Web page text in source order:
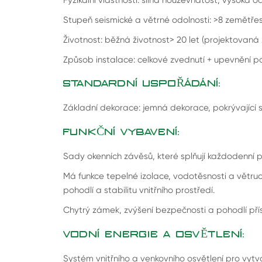
Stupeň seismické a větrné odolnosti: >8
Životnost: běžná životnost> 20 let (projektovaná
Způsob instalace: celkové zvednutí + upevnění
STANDARDNÍ USPOŘÁDÁNÍ:
Základní dekorace: jemná dekorace, pokrývající
FUNKČNÍ VYBAVENÍ:
Sady okenních závěsů, které splňují každodenní
Má funkce tepelné izolace, vodotěsnosti a
pohodlí a stabilitu vnitřního prostředí.
Chytrý zámek, zvýšení bezpečnosti a pohodlí
VODNÍ ENERGIE A OSVĚTLENÍ:
Systém vnitřního a venkovního osvětlení pro